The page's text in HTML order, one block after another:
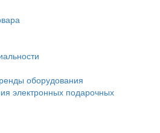
оборудования
электронных подарочных